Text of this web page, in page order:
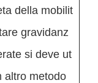
della mobilit
gravidanz
si deve ut
altro metodo